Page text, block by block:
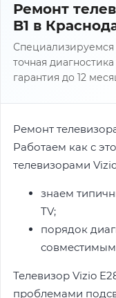
Ремонт
B1 в
Специализируемся
точная
гарантия до 12
Ремонт
Работаем как с
телевизорами
знаем
TV;
порядок
совместимым
Телевизор Vizio
проблемами